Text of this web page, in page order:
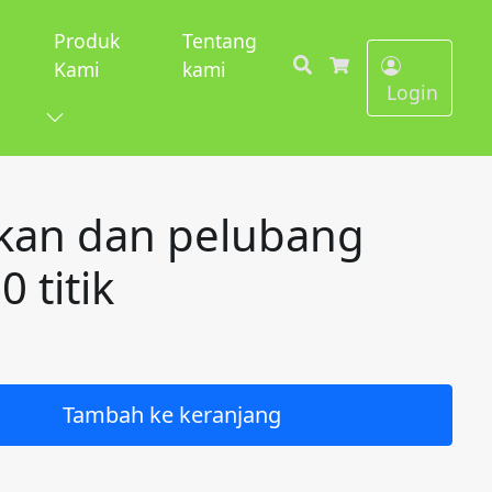
Produk
Kami
Tentang
kami
Search
Login
dan pelubang
titik
Tambah ke keranjang